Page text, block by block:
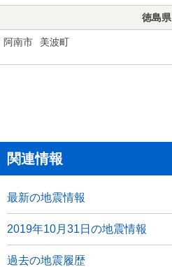
徳島県
阿南市 美波町
関連情報
最新の地震情報
2019年10月31日の地震情報
過去の地震履歴